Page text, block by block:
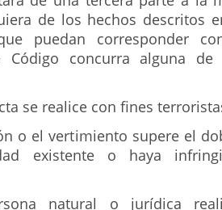
de los hechos descritos
puedan corresponder
Código concurra alguna de
se realice con fines
o el vertimiento supere el
existente o haya
natural o jurídica